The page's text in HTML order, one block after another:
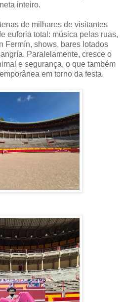
inteiro.
de milhares de visitantes
euforia total: música pelas ruas,
Fermín, shows, bares lotados
Paralelamente, cresce o
e segurança, o que também
em torno da festa.